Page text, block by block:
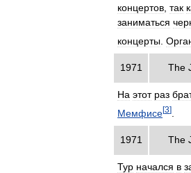
концертов так
заниматься
концерты
1971 The
На этот раз
Мемфисе[3]
1971 The
Тур начался в